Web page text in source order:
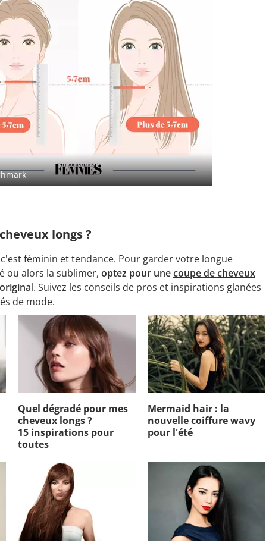
longs ?
féminin et tendance. Pour garder votre longue
ou alors la sublimer, optez pour unecoupe de cheveux
l. Suivez les conseils de pros et inspirations glanées
de mode.
Quel dégradé pour mes
cheveux longs ?
15 inspirations pour
toutes
Mermaid hair : la
nouvelle coiffure wavy
pour l'été